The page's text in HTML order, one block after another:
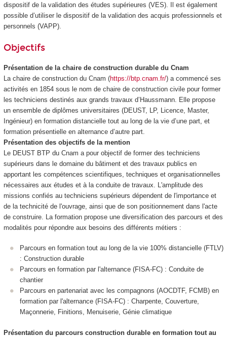
dispositif de la validation des études supérieures (VES). Il est également
possible d’utiliser le dispositif de la validation des acquis professionnels et
personnels (VAPP).
Objectifs
Présentation de la chaire de construction durable du Cnam
La chaire de construction du Cnam (https://btp.cnam.fr/) a commencé ses
activités en 1854 sous le nom de chaire de construction civile pour former
les techniciens destinés aux grands travaux d’Haussmann. Elle propose
un ensemble de diplômes universitaires (DEUST, LP, Licence, Master,
Ingénieur) en formation distancielle tout au long de la vie d’une part, et
formation présentielle en alternanced’autre part.
Présentation des objectifs de la mention
Le DEUST BTP du Cnam a pour objectif de former des techniciens
supérieurs dans le domaine du bâtiment et des travaux publics en
apportant les compétences scientifiques, techniques et organisationnelles
nécessaires aux études et à la conduite de travaux. L'amplitude des
missions confiés au techniciens supérieurs dépendent de l'importance et
de la technicité de l'ouvrage, ainsi que de son positionnement dans l'acte
de construire. La formation propose une diversification des parcours et des
modalités pour répondre aux besoins des différents métiers :
Parcours en formation tout au long de la vie 100% distancielle (FTLV)
: Construction durable
Parcours en formation par l'alternance (FISA-FC) : Conduite de
chantier
Parcours en partenariat avec les compagnons (AOCDTF, FCMB) en
formation par l'alternance (FISA-FC) : Charpente, Couverture,
Maçonnerie, Finitions, Menuiserie, Génie climatique
Présentation du parcours construction durable en formation tout au